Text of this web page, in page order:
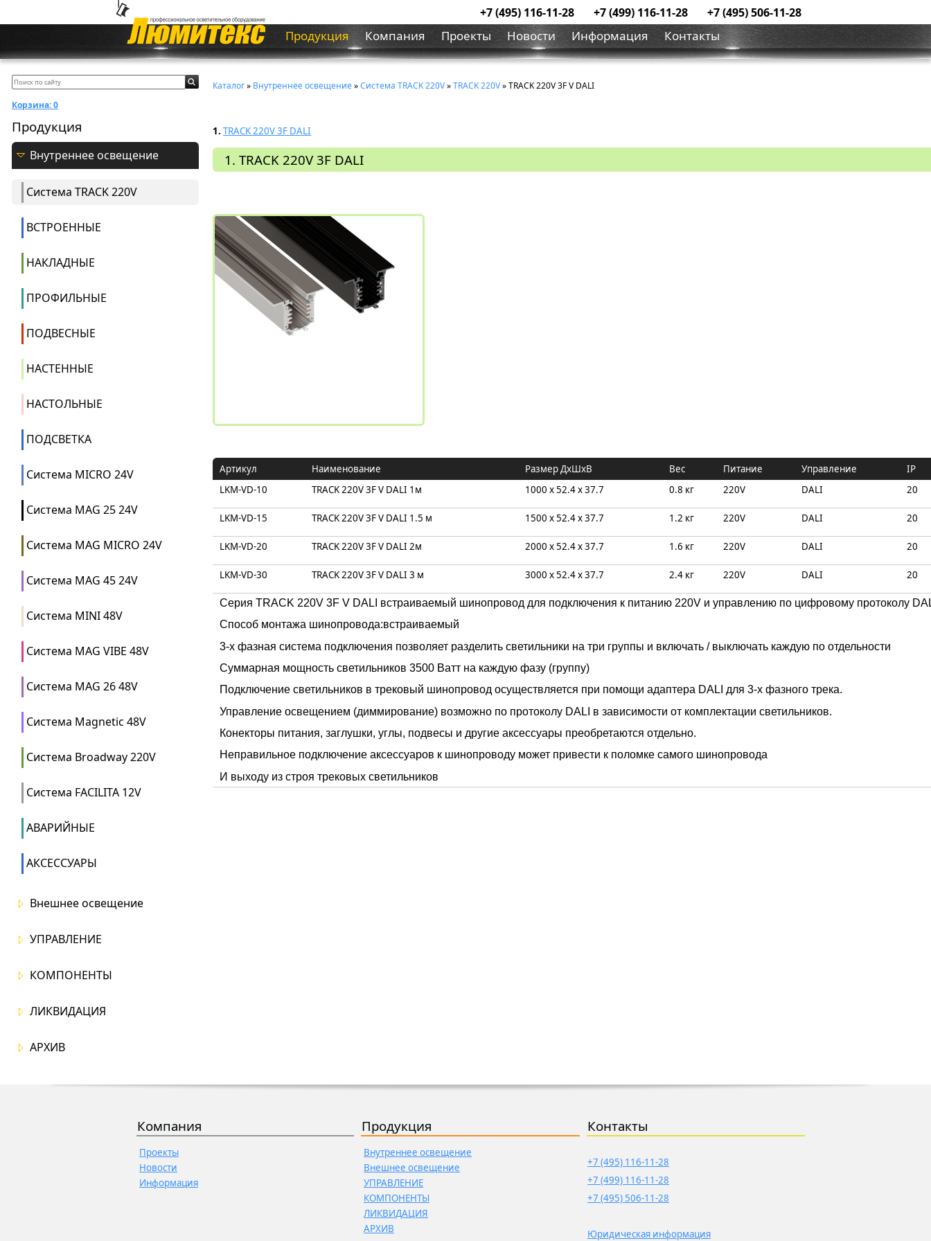
+7 (495) 116-11-28 +7 (499) 116-11-28 +7 (495) 506-11-28
Продукция Компания Проекты Новости Информация Контакты
Корзина:0
Продукция
Внутреннее освещение
Система ТRACK 220V
ВСТРОЕННЫЕ
НАКЛАДНЫЕ
ПРОФИЛЬНЫЕ
ПОДВЕСНЫЕ
НАСТЕННЫЕ
НАСТОЛЬНЫЕ
ПОДСВЕТКА
Система MICRO 24V
Система MAG 25 24V
Система MAG MICRO 24V
Система MAG 45 24V
Система MINI 48V
Система MAG VIBE 48V
Система MAG 26 48V
Система Magnetic 48V
Система Broadway 220V
Система FACILITA 12V
АВАРИЙНЫЕ
АКСЕССУАРЫ
Внешнее освещение
УПРАВЛЕНИЕ
КОМПОНЕНТЫ
ЛИКВИДАЦИЯ
АРХИВ
Каталог» Внутреннее освещение»Система ТRACK 220V»TRACK 220V» TRACK 220V 3F V DALI
1. TRACK 220V 3F DALI
1. TRACK 220V 3F DALI
Артикул Наименование Размер ДxШxB Вес Питание Управление
IP
LKM-VD-10
TRACK 220V 3F V DALI 1м 1000 x 52.4 x 37.7 0.8 кг 220V DALI 20
LKM-VD-15 TRACK 220V 3F V DALI 1.5 м 1500 x 52.4 x 37.7 1.2 кг 220V DALI 20
LKM-VD-20 TRACK 220V 3F V DALI 2м 2000 x 52.4 x 37.7 1.6 кг 220V DALI 20
LKM-VD-30 TRACK 220V 3F V DALI 3 м 3000 x 52.4 x 37.7 2.4 кг 220V DALI 20
Серия TRACK 220V 3F V DALI встраиваемый шинопровод для подключения к питанию 220V и управлению по цифровому протоколу
Способ монтажа шинопровода:встраиваемый
3-х фазная система подключения позволяет разделить светильники на три группы и включать / выключать каждую по отдельности
Суммарная мощность светильников 3500 Ватт на каждую фазу (группу)
Подключение светильников в трековый шинопровод осуществляется при помощи адаптера DALI для 3-x фазного трека.
Управление освещением (диммирование) возможно по протоколу DALI в зависимости от комплектации светильников.
Конекторы питания, заглушки, углы, подвесы и другие аксессуары преобретаются отдельно.
Неправильное подключение аксессуаров к шинопроводу может привести к поломке самого шинопровода
И выходу из строя трековых светильников
Компания Продукция Контакты
Проекты
Новости
Информация
Внутреннее освещение
Внешнее освещение
УПРАВЛЕНИЕ
КОМПОНЕНТЫ
ЛИКВИДАЦИЯ
АРХИВ
+7 (495) 116-11-28
+7 (499) 116-11-28
+7 (495) 506-11-28
Юридическая информация